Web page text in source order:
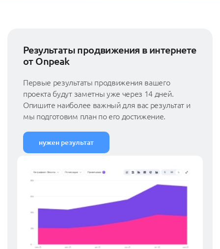
Результаты продвижения в интернете
от Onpeak
Первые результаты продвижения вашего
проекта будут заметны уже через 14 дней.
Опишите наиболее важный для вас результат и
мы подготовим план по его достижение.
нужен результат